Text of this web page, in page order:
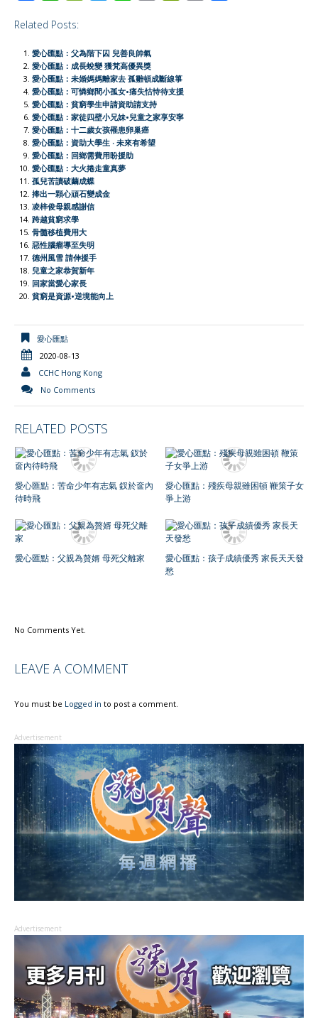
c
e
b
o
o
k
a
t
s
A
p
p
h
a
t
t
t
e
r
e
F
i
Related Posts:
愛心匯點：父為階下囚 兒善良帥氣
愛心匯點：成長蛻變 獲梵高優異獎
愛心匯點：未婚媽媽離家去 孤雛頓成斷線箏
愛心匯點：可憐鄉間小孤女•痛失怙恃待支援
愛心匯點：貧窮學生申請資助請支持
愛心匯點：家徒四壁小兄妹•兒童之家享安寧
愛心匯點：十二歲女孩罹患卵巢癌
愛心匯點：資助大學生 ‧ 未來有希望
愛心匯點：回鄉需費用盼援助
愛心匯點：大火捲走童真夢
孤兒苦讀破繭成蝶
捧出一顆心頑石變成金
凌梓俊母親感謝信
跨越貧窮求學
骨髓移植費用大
惡性腦瘤導至失明
德州風雪 請伸援手
兒童之家恭賀新年
回家當愛心家長
貧窮是資源•逆境能向上
愛心匯點
2020-08-13
CCHC Hong Kong
No Comments
RELATED POSTS
愛心匯點：苦命少年有志氣 釵於奩內
待時飛
愛心匯點：殘疾母親雖困頓 鞭策子女
爭上游
愛心匯點：父親為贅婿 母死父離家
愛心匯點：孩子成績優秀 家長天天發
愁
No Comments Yet.
LEAVE A COMMENT
You must be Logged in to post a comment.
Advertisement
Advertisement